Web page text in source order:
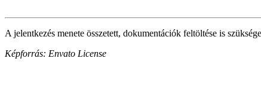
A jelentkezés menete összetett, dokumentációk feltöltése is
Képforrás: Envato License